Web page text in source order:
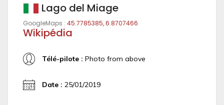
Lago del Miage
GoogleMaps : 45.7785385, 6.8707466
Wikipédia
Télé-pilote : Photo from above
Date : 25/01/2019